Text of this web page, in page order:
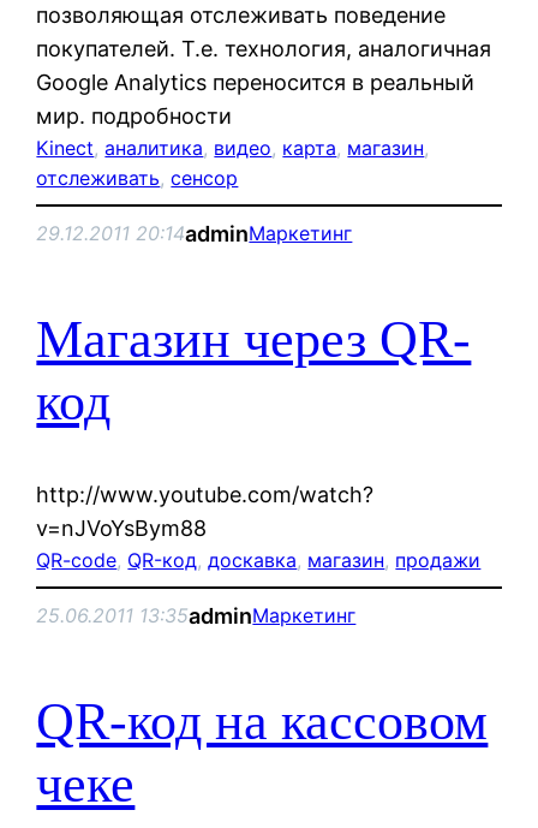
позволяющая отслеживать поведение
покупателей. Т.е. технология, аналогичная
Google Analytics переносится в реальный
мир. подробности
Kinect, аналитика, видео, карта, магазин
отслеживать, сенсор
29.12.2011 20:14adminМаркетинг
Магазин через QR-
код
http://www.youtube.com/watch?
v=nJVoYsBym88
QR-code, QR-код, доскавка, магазин, продажи
25.06.2011 13:35adminМаркетинг
QR-код на кассовом
чеке